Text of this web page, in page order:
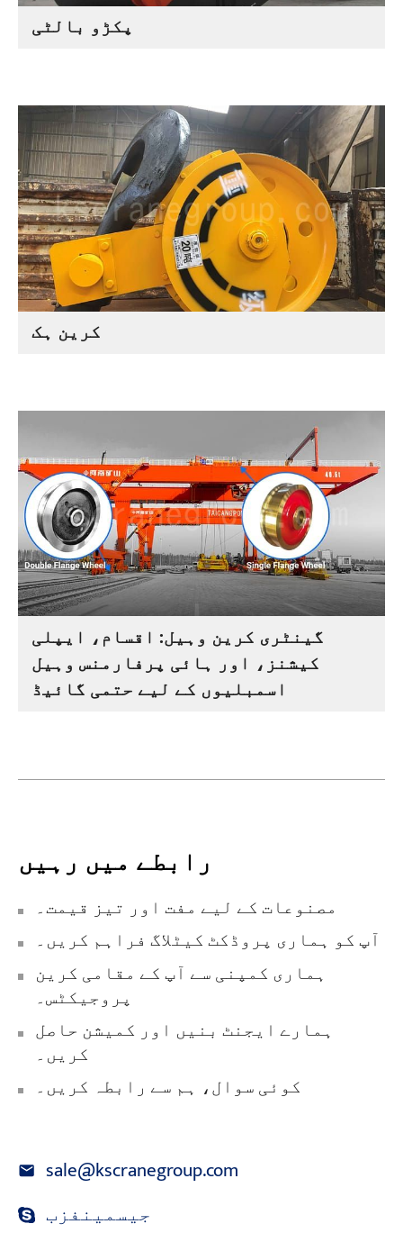
پکڑو بالٹی
کرین ہک
گینٹری کرین وہیل: اقسام، ایپلی
کیشنز، اور ہائی پرفارمنس وہیل
اسمبلیوں کے لیے حتمی گائیڈ
رابطے میں رہیں
مصنوعات کے لیے مفت اور تیز قیمت۔
آپ کو ہماری پروڈکٹ کیٹلاگ فراہم کریں۔
ہماری کمپنی سے آپ کے مقامی کرین
پروجیکٹس۔
ہمارے ایجنٹ بنیں اور کمیشن حاصل
کریں۔
کوئی سوال، ہم سے رابطہ کریں۔
sale@kscranegroup.com
جیسمینفزب